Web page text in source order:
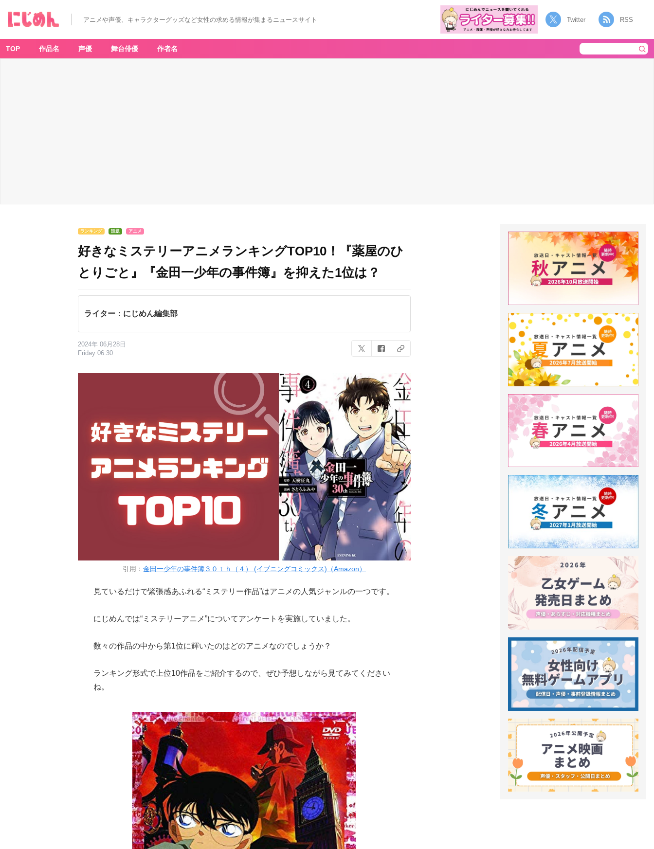
アニメや声優、キャラクターグッズなど女性の求める情報が集まるニュースサイト Twitter RSS
TOP 作品名 声優 舞台俳優 作者名
ランキング 話題 アニメ
好きなミステリーアニメランキングTOP10！『薬屋のひ
とりごと』『金田一少年の事件簿』を抑えた1位は？
ライター：にじめん編集部
2024年 06月28日
Friday 06:30
引用： 金田一少年の事件簿３０ｔｈ（４） (イブニングコミックス)（Amazon）
見ているだけで緊張感あふれる“ミステリー作品”はアニメの人気ジャンルの一つです。
にじめんでは“ミステリーアニメ”についてアンケートを実施していました。
数々の作品の中から第1位に輝いたのはどのアニメなのでしょうか？
ランキング形式で上位10作品をご紹介するので、ぜひ予想しながら見てみてください
ね。